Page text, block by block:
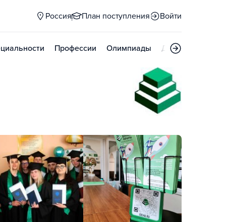
Россия План поступления Войти
Профессии Олимпиады Дни открытых